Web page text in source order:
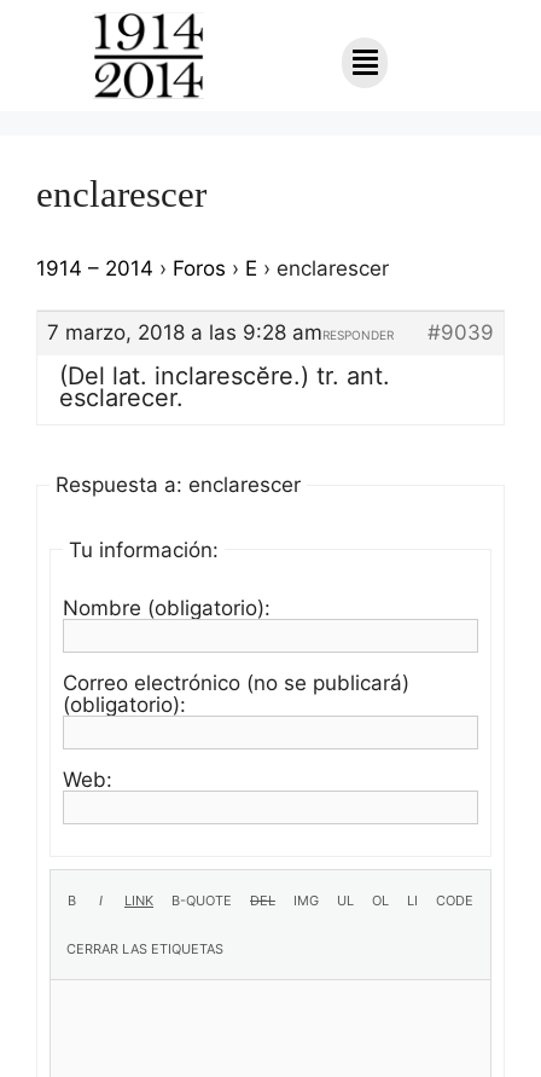
enclarescer
1914 – 2014 › Foros › E › enclarescer
7 marzo, 2018 a las 9:28 am #9039
RESPONDER
(Del lat. inclarescĕre.) tr. ant.
esclarecer.
Respuesta a: enclarescer
Tu información:
Nombre (obligatorio):
Correo electrónico (no se publicará)
(obligatorio):
Web: